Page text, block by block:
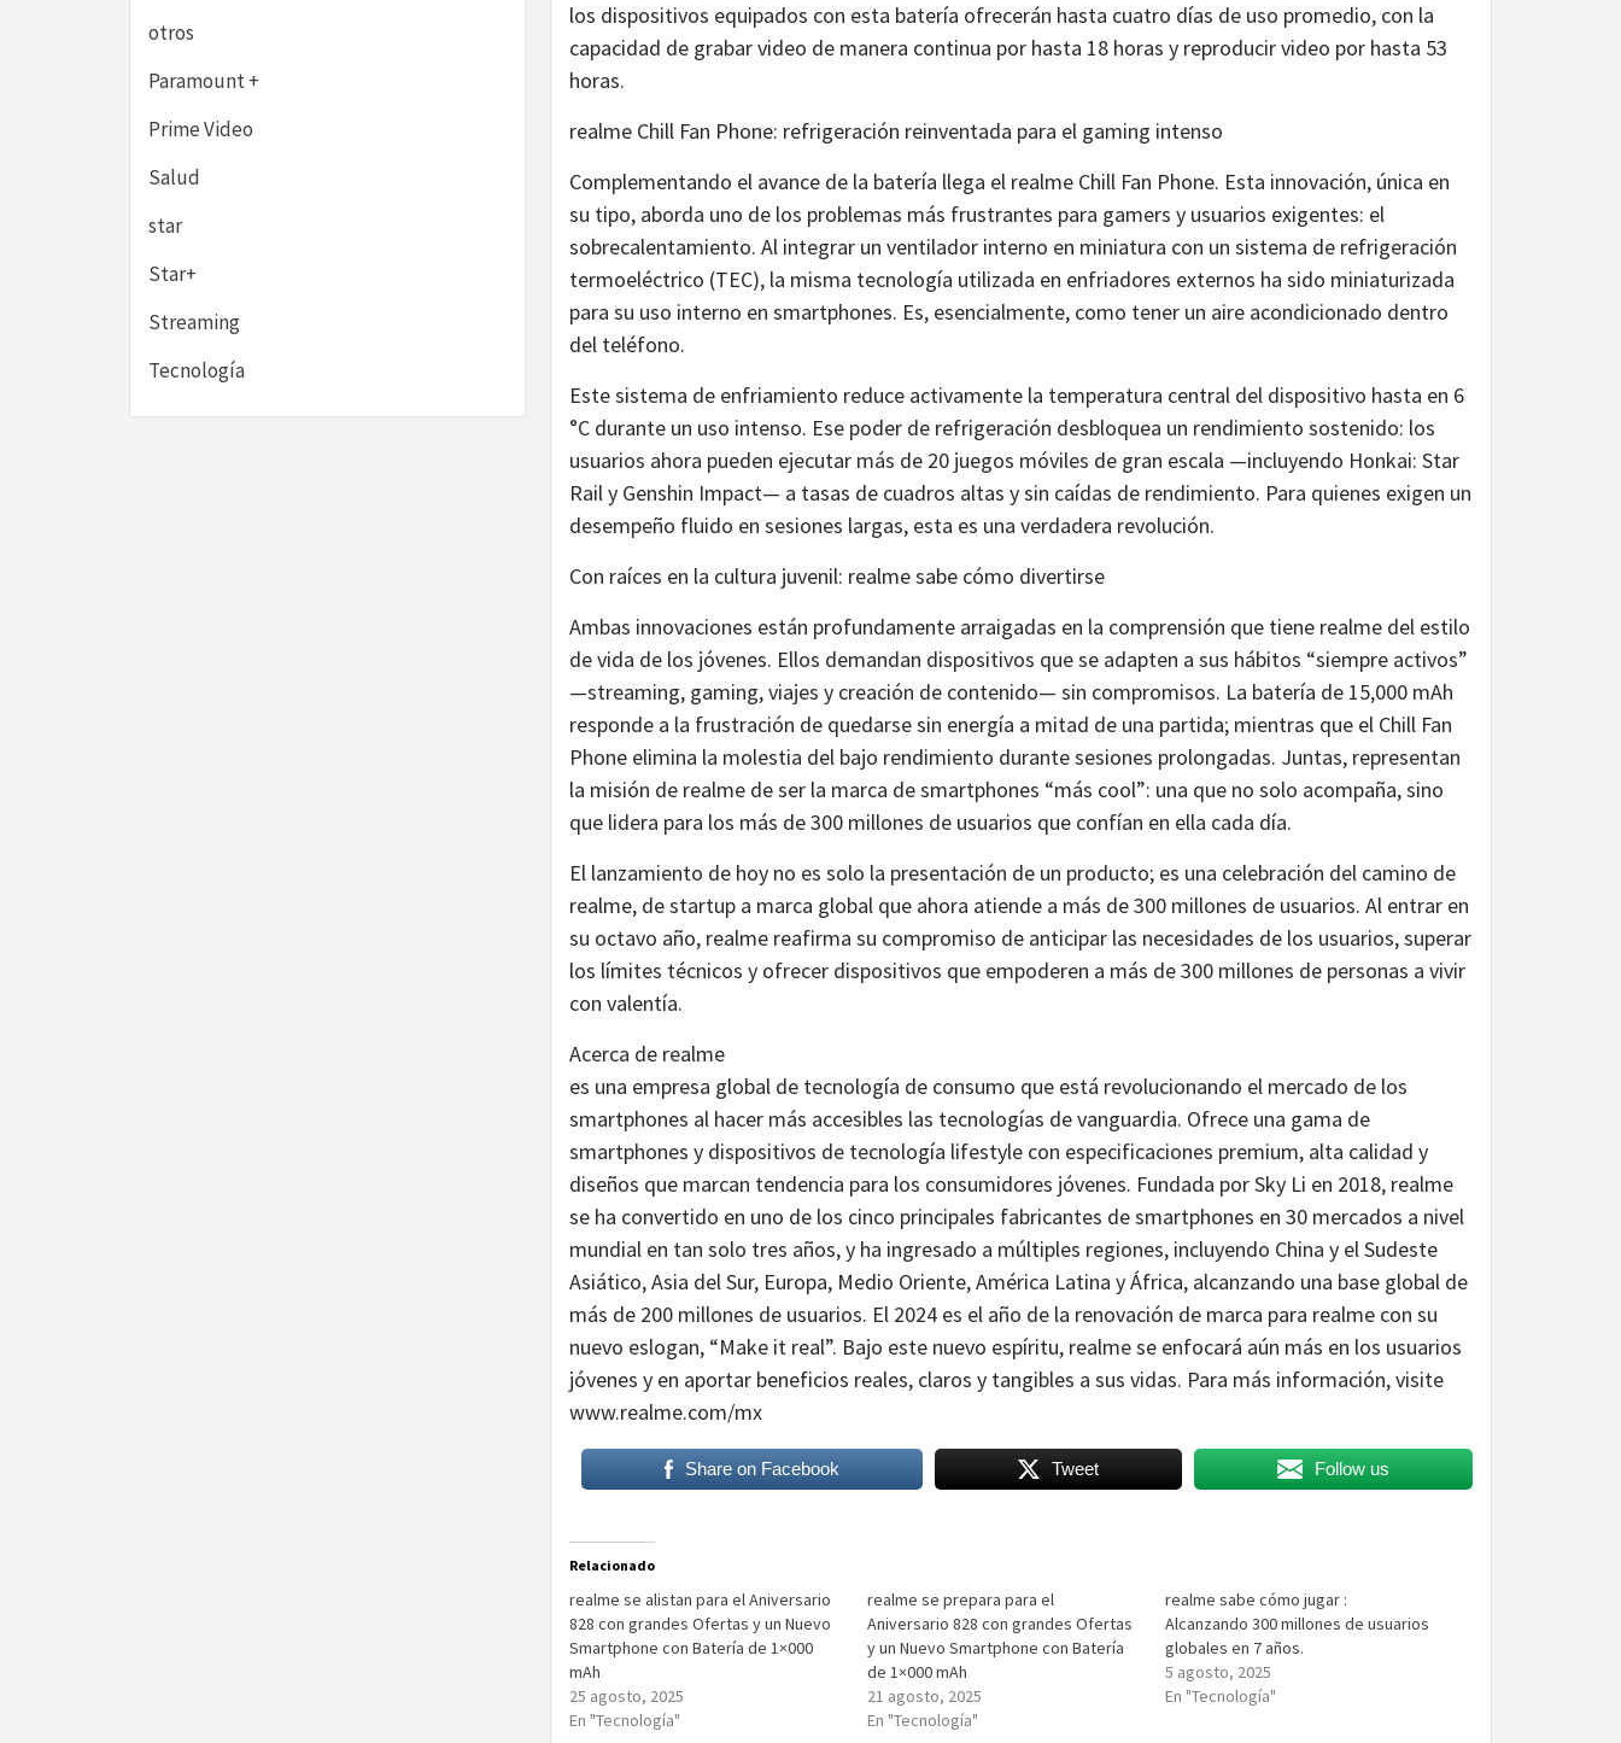
los dispositivos equipados con esta batería ofrecerán hasta cuatro días de uso promedio, con la
capacidad de grabar video de manera continua por hasta 18 horas y reproducir video por hasta 53
horas.
realme Chill Fan Phone: refrigeración reinventada para el gaming intenso​
Complementando el avance de la batería llega el realme Chill Fan Phone. Esta innovación, única en
su tipo, aborda uno de los problemas más frustrantes para gamers y usuarios exigentes: el
sobrecalentamiento. Al integrar un ventilador interno en miniatura con un sistema de refrigeración
termoeléctrico (TEC), la misma tecnología utilizada en enfriadores externos ha sido miniaturizada
para su uso interno en smartphones. Es, esencialmente, como tener un aire acondicionado dentro
del teléfono.
Este sistema de enfriamiento reduce activamente la temperatura central del dispositivo hasta en 6
°C durante un uso intenso. Ese poder de refrigeración desbloquea un rendimiento sostenido: los
usuarios ahora pueden ejecutar más de 20 juegos móviles de gran escala —incluyendo Honkai: Star
Rail y Genshin Impact— a tasas de cuadros altas y sin caídas de rendimiento. Para quienes exigen un
desempeño fluido en sesiones largas, esta es una verdadera revolución.​​
Con raíces en la cultura juvenil: realme sabe cómo divertirse
Ambas innovaciones están profundamente arraigadas en la comprensión que tiene realme del estilo
de vida de los jóvenes. Ellos demandan dispositivos que se adapten a sus hábitos “siempre activos”
—streaming, gaming, viajes y creación de contenido— sin compromisos. La batería de 15,000 mAh
responde a la frustración de quedarse sin energía a mitad de una partida; mientras que el Chill Fan
Phone elimina la molestia del bajo rendimiento durante sesiones prolongadas. Juntas, representan
la misión de realme de ser la marca de smartphones “más cool”: una que no solo acompaña, sino
que lidera para los más de 300 millones de usuarios que confían en ella cada día.
El lanzamiento de hoy no es solo la presentación de un producto; es una celebración del camino de
realme, de startup a marca global que ahora atiende a más de 300 millones de usuarios. Al entrar en
su octavo año, realme reafirma su compromiso de anticipar las necesidades de los usuarios, superar
los límites técnicos y ofrecer dispositivos que empoderen a más de 300 millones de personas a vivir
con valentía.
Acerca de realme
es una empresa global de tecnología de consumo que está revolucionando el mercado de los
smartphones al hacer más accesibles las tecnologías de vanguardia. Ofrece una gama de
smartphones y dispositivos de tecnología lifestyle con especificaciones premium, alta calidad y
diseños que marcan tendencia para los consumidores jóvenes. Fundada por Sky Li en 2018, realme
se ha convertido en uno de los cinco principales fabricantes de smartphones en 30 mercados a nivel
mundial en tan solo tres años, y ha ingresado a múltiples regiones, incluyendo China y el Sudeste
Asiático, Asia del Sur, Europa, Medio Oriente, América Latina y África, alcanzando una base global de
más de 200 millones de usuarios. El 2024 es el año de la renovación de marca para realme con su
nuevo eslogan, “Make it real”. Bajo este nuevo espíritu, realme se enfocará aún más en los usuarios
jóvenes y en aportar beneficios reales, claros y tangibles a sus vidas. Para más información, visite
www.realme.com/mx
Share on Facebook Tweet Follow us
Relacionado
realme se alistan para el Aniversario
828 con grandes Ofertas y un Nuevo
Smartphone con Batería de 1×000
mAh
25 agosto, 2025
En "Tecnología"
realme se prepara para el
Aniversario 828 con grandes Ofertas
y un Nuevo Smartphone con Batería
de 1×000 mAh
21 agosto, 2025
En "Tecnología"
realme sabe cómo jugar :
Alcanzando 300 millones de usuarios
globales en 7 años.
5 agosto, 2025
En "Tecnología"
otros
Paramount +
Prime Video
Salud
star
Star+
Streaming
Tecnología